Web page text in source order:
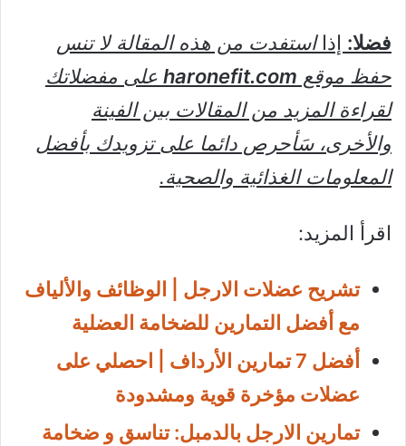
فضلا: إذااستفدت من هذه المقالة لا تنس
حفظ موقع haronefit.com على مفضلاتك
لقراءة المزيد من المقالات بين الفينة
والأخرى، سَأحرص دائما على تزويدك بأفضل
المعلومات الغذائية والصحية.
اقرأ المزيد:
تشريح عضلات الارجل | الوظائف والألياف
مع أفضل التمارين للضخامة العضلية
أفضل 7 تمارين الأرداف | احصلي على
عضلات مؤخرة قوية ومشدودة
تمارين الارجل بالدمبل: تناسق و ضخامة